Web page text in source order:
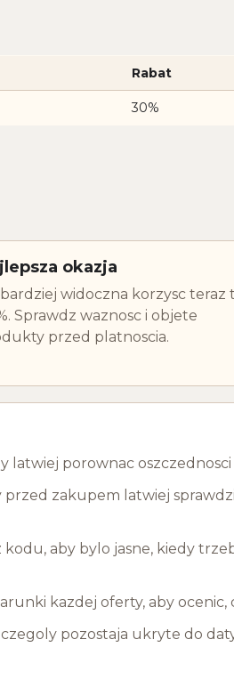
Rabat
30%
okazja
widoczna korzysc teraz
Sprawdz waznosc i objete
przed platnoscia.
latwiej porownac
zakupem latwiej
aby bylo jasne, kiedy
kazdej oferty, aby
pozostaja ukryte do